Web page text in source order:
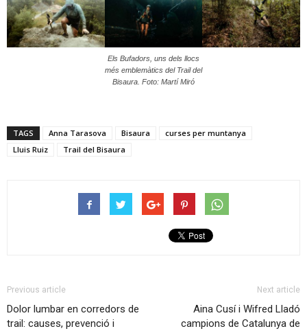
Els Bufadors, uns dels llocs
més emblemàtics del Trail del
Bisaura. Foto: Martí Miró
TAGS Anna Tarasova Bisaura
curses per muntanya
Lluis Ruiz
Trail del Bisaura
Previous article
Dolor lumbar en corredors de
trail: causes, prevenció i
Next article
Aina Cusí i Wifred Lladó
campions de Catalunya de